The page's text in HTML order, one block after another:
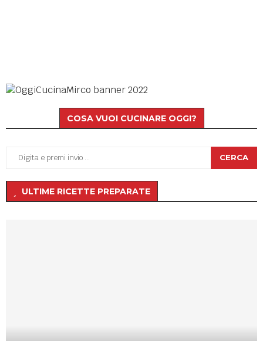
COSA VUOI CUCINARE OGGI?
CERCA
ULTIME RICETTE PREPARATE